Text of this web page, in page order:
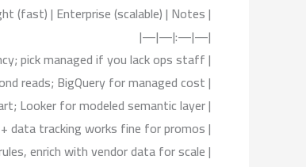
| Category | Lightweight (fast) | Enterprise (scalable) | Notes |
|—|—:|—|—|
| Event ingestion | Kafka / Pub/Sub | Confluent / Managed Kafka | Low latency; pick managed if you lack ops staff |
| Warehouse | ClickHouse / BigQuery | Snowflake | ClickHouse for sub-second reads; BigQuery for managed cost |
| BI & Ops | Metabase / Redash | Looker / Tableau | Metabase quick start; Looker for modeled semantic layer |
| Experimentation | LaunchDarkly + custom | Optimizely | Feature flags + data tracking works fine for promos |
| Fraud engine | Custom risk microservice | Feed with Kount/SEON | Start custom rules, enrich with vendor data for scale |